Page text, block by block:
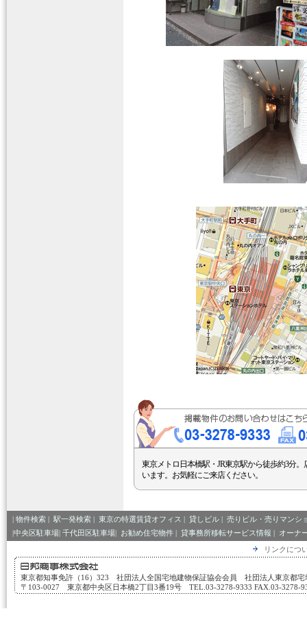
東京メトロ日本橋駅・JR東京駅から徒歩約3分。
います。お気軽にご来店ください。
| 物件検索 | 駅一発検索 | 東京の特選賃貸オフィス | 貸しビル | 売りビル・売りマンシ
|中央区駐車場| 千代田区駐車場| お勧め住宅物件 | 貸事務所移転サービス情報 | オーナ
リンクにつ
東京都知事免許（16）323 社団法人全国宅地建物保証協会会員 社団法人東京都宅
〒103-0027 東京都中央区日本橋2丁目3番19号 TEL.03-3278-9333 FAX.03-3278-